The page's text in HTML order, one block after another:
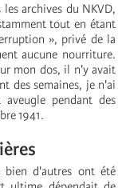
archives du NKVD,
tout en étant
», privé de la
aucune nourriture.
mon dos, il n'y avait
des semaines, je n'ai
pendant des
1941.
bien d'autres ont été